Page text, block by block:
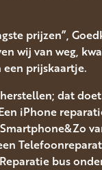
prijzen”,
wij van weg,
prijskaartje.
dat
iPhone
bus